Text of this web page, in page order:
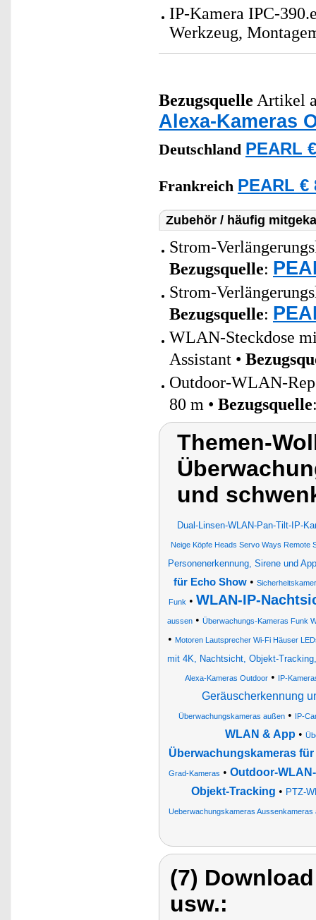
IP-Kamera IPC-
Werkzeug,
Bezugsquelle Artikel
Alexa-Kameras
Deutschland PEARL
Frankreich PEARL €
Zubehör / häufig
Strom-
Bezugsquelle:
Strom-
Bezugsquelle:
WLAN-Steckdose
Assistant •
Outdoor-WLAN-
80 m • Bezugsquelle
Themen-
und
Dual-Linsen-WLAN-Pan-Tilt-IP-
Neige Köpfe Heads Servo Ways Remote
Personenerkennung, Sirene und App
für Echo Show•
Funk • WLAN-IP-
aussen • Überwachungs-Kameras Funk
• Motoren Lautsprecher Wi-Fi Häuser
mit 4K, Nachtsicht, Objekt-
Alexa-Kameras Outdoor • IP-
Geräuscherkennung
Überwachungskameras außen• IP-
WLAN & App•
Überwachungskameras
Grad-Kameras • Outdoor-
Objekt-Tracking • PTZ-
Ueberwachungskameras
(7)
usw.: